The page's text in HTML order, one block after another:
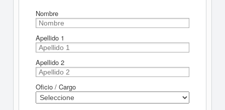
Nombre
Apellido 1
Apellido 2
Oficio / Cargo